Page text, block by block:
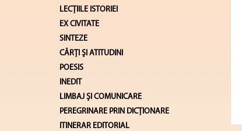
LECŢIILE ISTORIEI
EX CIVITATE
SINTEZE
CĂRŢI ŞI ATITUDINI
POESIS
INEDIT
LIMBAJ ŞI COMUNICARE
PEREGRINARE PRIN DICȚIONARE
ITINERAR EDITORIAL